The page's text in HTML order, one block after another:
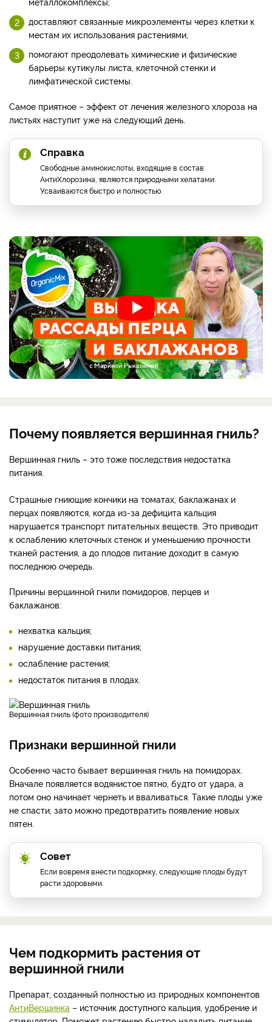
доставляют связанные микроэлементы через клетки к
местам их использования растениями,
помогают преодолевать химические и физические
барьеры кутикулы листа, клеточной стенки и
лимфатической системы.
Самое приятное – эффект от лечения железного хлороза на
листьях наступит уже на следующий день.
Справка
Свободные аминокислоты, входящие в состав
АнтиХлорозина, являются природными хелатами.
Усваиваются быстро и полностью.
Почему появляется вершинная гниль?
Вершинная гниль – это тоже последствия недостатка
питания.
Страшные гниющие кончики на томатах, баклажанах и
перцах появляются, когда из-за дефицита кальция
нарушается транспорт питательных веществ. Это приводит
к ослаблению клеточных стенок и уменьшению прочности
тканей растения, а до плодов питание доходит в самую
последнюю очередь.
Причины вершинной гнили помидоров, перцев и
баклажанов:
нехватка кальция;
нарушение доставки питания;
ослабление растения;
недостаток питания в плодах.
Вершинная гниль (фото производителя)
Признаки вершинной гнили
Особенно часто бывает вершинная гниль на помидорах.
Вначале появляется водянистое пятно, будто от удара, а
потом оно начинает чернеть и вваливаться. Такие плоды уже
не спасти, зато можно предотвратить появление новых
пятен.
Совет
Если вовремя внести подкормку, следующие плоды будут
расти здоровыми.
Чем подкормить растения от
вершинной гнили
Препарат, созданный полностью из природных компонентов
АнтиВершинка – источник доступного кальция, удобрение и